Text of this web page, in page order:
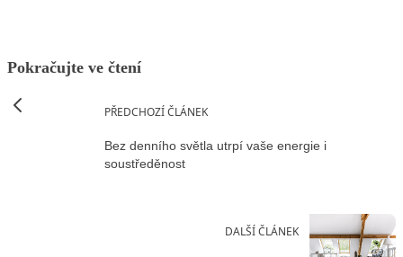
Pokračujte ve čtení
PŘEDCHOZÍ ČLÁNEK
Bez denního světla utrpí vaše energie i
soustředěnost
DALŠÍ ČLÁNEK